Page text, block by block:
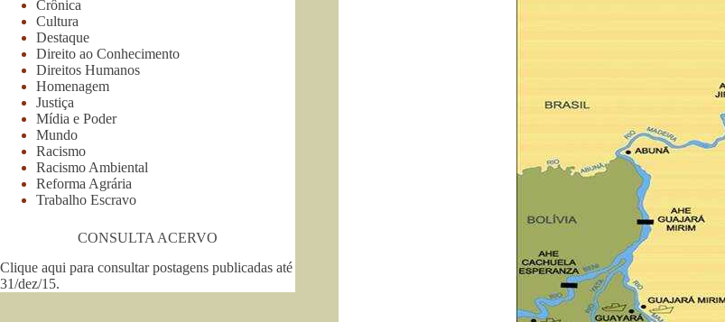
Crônica
Cultura
Destaque
Direito ao Conhecimento
Direitos Humanos
Homenagem
Justiça
Mídia e Poder
Mundo
Racismo
Racismo Ambiental
Reforma Agrária
Trabalho Escravo
CONSULTA ACERVO
Clique aqui para consultar postagens publicadas até
31/dez/15.